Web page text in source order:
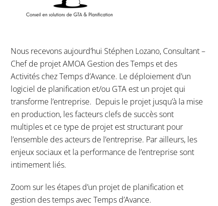
Nous recevons aujourd’hui Stéphen Lozano, Consultant –
Chef de projet AMOA Gestion des Temps et des
Activités chez Temps d’Avance. Le déploiement d’un
logiciel de planification et/ou GTA est un projet qui
transforme l’entreprise. Depuis le projet jusqu’à la mise
en production, les facteurs clefs de succès sont
multiples et ce type de projet est structurant pour
l’ensemble des acteurs de l’entreprise. Par ailleurs, les
enjeux sociaux et la performance de l’entreprise sont
intimement liés.
Zoom sur les étapes d’un projet de planification et
gestion des temps avec Temps d’Avance.